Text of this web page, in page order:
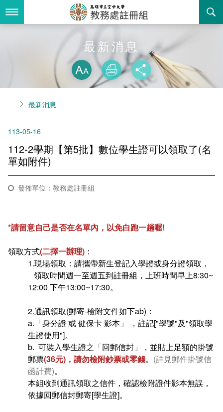
到
要
組織職掌
聯絡資訊
活動花絮
諮詢信箱
業務服務
法令規章
常見問答
相關連結
招生
就學費用減免申請
選系申請
學分抵免及減修申請
在學
成績查詢
學生行事曆
數位學生證換發
校訊電子報
畢業
畢業申請
畢業學分配置
專業基礎必修課程
各學系學位授予
書表下載
回空大首頁
最新消息
略過字型切
放大
列印 分享
首頁最新消息
113-05-16
112-2學期【第5批】數位學生證可以領取了(名
單如附件)​
發佈單位：教務處註冊組
*請留意自己是否在名單內，以免白跑一趟喔!
領取方式(二擇一辦理) ：
1.現場領取：請攜帶新生登記入學證或身分證領取，
領取時間週一至週五到註冊組，上班時間早上8:30~
12:00 下午13:00~17:30。
2.通訊領取(郵寄-檢附文件如下ab)：
a.「身分證 或 健保卡 影本」 ，註記["學號"及"領取學
生證使用"]。
b. 可裝入學生證之「回郵信封」，並貼上足額的掛號
郵票(36元)，請勿檢附鈔票或零錢。 (詳見郵件掛號信
函計費)。
本組收到通訊領取之信件，確認檢附證件影本無誤，
依據回郵信封郵寄[學生證]。